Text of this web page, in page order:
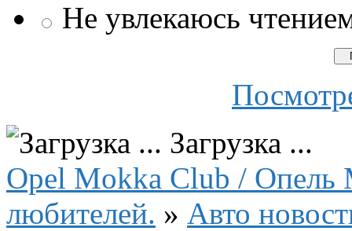
Не увлекаюсь
Загрузка ...
Opel Mokka Club / Опель
любителей. » Авто